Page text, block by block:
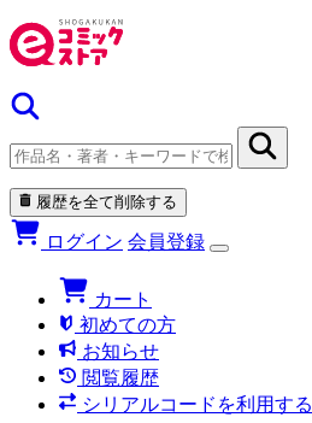
履歴を全て削除する
ログイン 会員登録
カート
初めての方
お知らせ
閲覧履歴
シリアルコードを利用する